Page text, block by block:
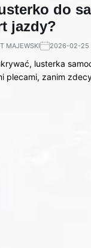
do
jazdy?
MAJEWSKI 2026-02-25
lusterka
plecami, zanim